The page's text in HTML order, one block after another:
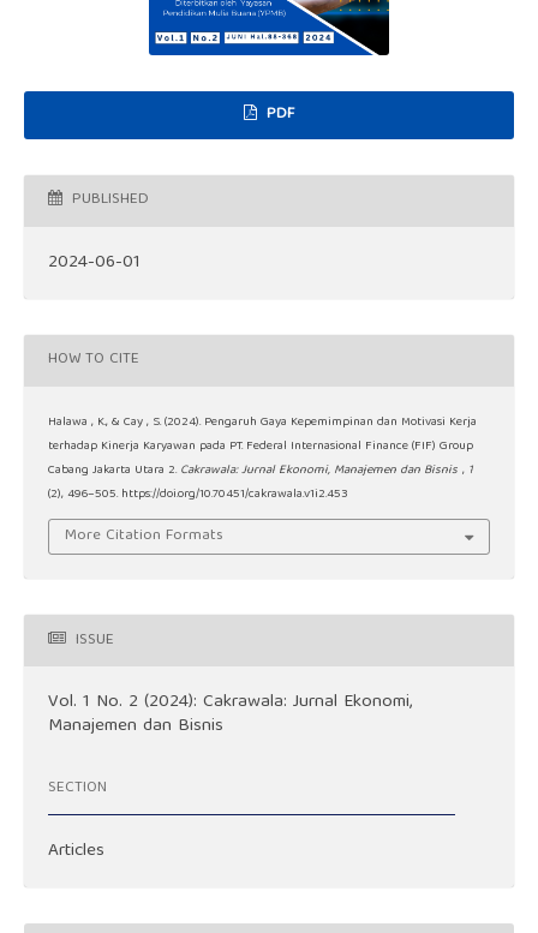
PDF
PUBLISHED
2024-06-01
HOW TO CITE
Halawa , K., & Cay , S. (2024). Pengaruh Gaya Kepemimpinan dan Motivasi Kerja
terhadap Kinerja Karyawan pada PT. Federal Internasional Finance (FIF) Group
Cabang Jakarta Utara 2. Cakrawala: Jurnal Ekonomi, Manajemen dan Bisnis , 1
(2), 496–505. https://doi.org/10.70451/cakrawala.v1i2.453
More Citation Formats
ISSUE
Vol. 1 No. 2 (2024): Cakrawala: Jurnal Ekonomi,
Manajemen dan Bisnis
SECTION
Articles